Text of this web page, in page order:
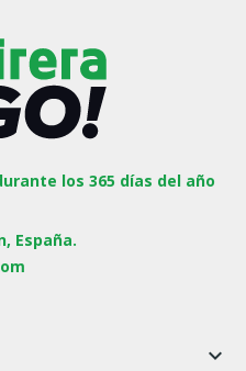
los 365 días del año
España.
